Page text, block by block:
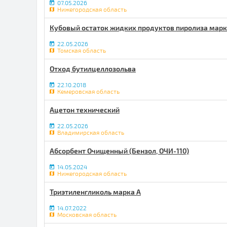
07.05.2026
Нижегородская область
Кубовый остаток жидких продуктов пиролиза
22.05.2026
Томская область
Отход бутилцеллозольва
22.10.2018
Кемеровская область
Ацетон технический
22.05.2026
Владимирская область
Абсорбент Очищенный (Бензол, ОЧИ-110)
14.05.2024
Нижегородская область
Триэтиленгликоль марка А
14.07.2022
Московская область